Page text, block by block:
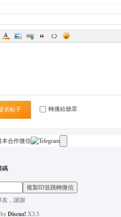
表帖子 轉播給聽眾
碼
複製ID並跳轉微信
友，謝謝
Discuz! X3.5